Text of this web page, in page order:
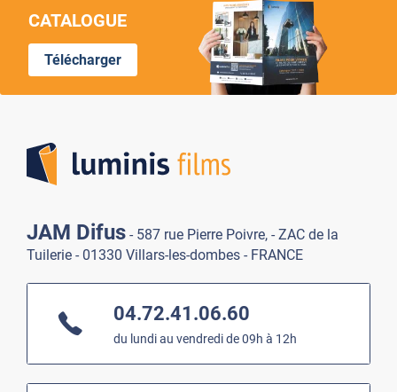
CATALOGUE
Télécharger
JAM Difus - 587 rue Pierre Poivre, - ZAC de la
Tuilerie - 01330 Villars-les-dombes - FRANCE
04.72.41.06.60
du lundi au vendredi de 09h à 12h